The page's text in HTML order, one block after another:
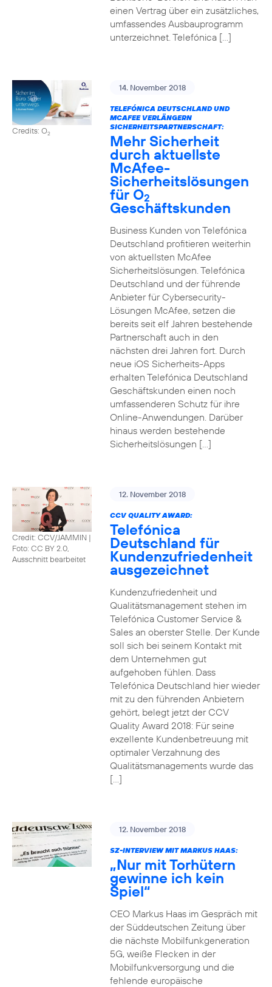
einen Vertrag über ein zusätzliches,
umfassendes Ausbauprogramm
unterzeichnet. Telefónica […]
Credits: O2
14. November 2018
TELEFÓNICA DEUTSCHLAND UND
MCAFEE VERLÄNGERN
SICHERHEITSPARTNERSCHAFT:
Mehr Sicherheit
durch aktuellste
McAfee-
Sicherheitslösungen
für O2
Geschäftskunden
Business Kunden von Telefónica
Deutschland profitieren weiterhin
von aktuellsten McAfee
Sicherheitslösungen. Telefónica
Deutschland und der führende
Anbieter für Cybersecurity-
Lösungen McAfee, setzen die
bereits seit elf Jahren bestehende
Partnerschaft auch in den
nächsten drei Jahren fort. Durch
neue iOS Sicherheits-Apps
erhalten Telefónica Deutschland
Geschäftskunden einen noch
umfassenderen Schutz für ihre
Online-Anwendungen. Darüber
hinaus werden bestehende
Sicherheitslösungen […]
Credit: CCV/JAMMIN |
Foto: CC BY 2.0,
Ausschnitt bearbeitet
12. November 2018
CCV QUALITY AWARD:
Telefónica
Deutschland für
Kundenzufriedenheit
ausgezeichnet
Kundenzufriedenheit und
Qualitätsmanagement stehen im
Telefónica Customer Service &
Sales an oberster Stelle. Der Kunde
soll sich bei seinem Kontakt mit
dem Unternehmen gut
aufgehoben fühlen. Dass
Telefónica Deutschland hier wieder
mit zu den führenden Anbietern
gehört, belegt jetzt der CCV
Quality Award 2018: Für seine
exzellente Kundenbetreuung mit
optimaler Verzahnung des
Qualitätsmanagements wurde das
[…]
12. November 2018
SZ-INTERVIEW MIT MARKUS HAAS:
„Nur mit Torhütern
gewinne ich kein
Spiel“
CEO Markus Haas im Gespräch mit
der Süddeutschen Zeitung über
die nächste Mobilfunkgeneration
5G, weiße Flecken in der
Mobilfunkversorgung und die
fehlende europäische